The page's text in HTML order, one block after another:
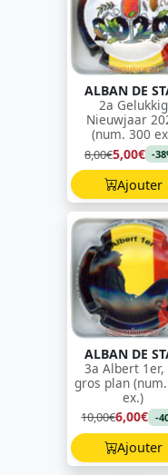
ALBAN DE
2a Gelukkig
Nieuwjaar
(num. 300
8,00€5,00€ -
Ajouter
ALBAN DE
3a Albert 1er,
gros plan
ex.)
10,00€6,00€ -
Ajouter